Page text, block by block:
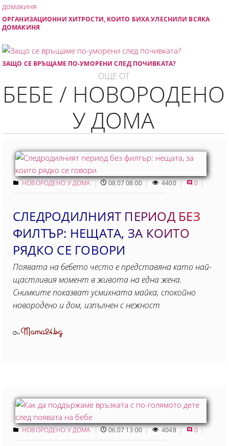
ОРГАНИЗАЦИОННИ ХИТРОСТИ, КОИТО БИХА УЛЕСНИЛИ ВСЯКА
ДОМАКИНЯ
ЗАЩО СЕ ВРЪЩАМЕ ПО-УМОРЕНИ СЛЕД ПОЧИВКАТА?
ОЩЕ ОТ
БЕБЕ / НОВОРОДЕНО
У ДОМА
НОВОРОДЕНО У ДОМА 08.07 08:00 4400 0
СЛЕДРОДИЛНИЯТ ПЕРИОД БЕЗ
ФИЛТЪР: НЕЩАТА, ЗА КОИТО
РЯДКО СЕ ГОВОРИ
Появата на бебето често е представяна като най-
щастливия момент в живота на една жена.
Снимките показват усмихната майка, спокойно
новородено и дом, изпълнен с нежност
ОтMama24.bg
НОВОРОДЕНО У ДОМА 06.07 13:00 4048 0